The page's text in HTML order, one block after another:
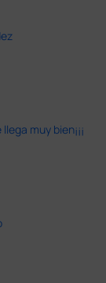
muy bien¡¡¡